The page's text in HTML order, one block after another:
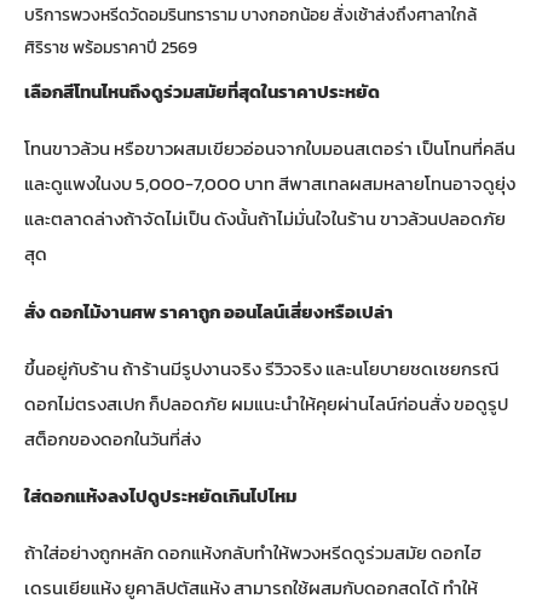
บริการพวงหรีดวัดอมรินทราราม บางกอกน้อย สั่งเช้าส่งถึงศาลาใกล้
ศิริราช พร้อมราคาปี 2569
เลือกสีโทนไหนถึงดูร่วมสมัยที่สุดในราคาประหยัด
โทนขาวล้วน หรือขาวผสมเขียวอ่อนจากใบมอนสเตอร่า เป็นโทนที่คลีน
และดูแพงในงบ 5,000-7,000 บาท สีพาสเทลผสมหลายโทนอาจดูยุ่ง
และตลาดล่างถ้าจัดไม่เป็น ดังนั้นถ้าไม่มั่นใจในร้าน ขาวล้วนปลอดภัย
สุด
สั่ง ดอกไม้งานศพ ราคาถูก ออนไลน์เสี่ยงหรือเปล่า
ขึ้นอยู่กับร้าน ถ้าร้านมีรูปงานจริง รีวิวจริง และนโยบายชดเชยกรณี
ดอกไม่ตรงสเปก ก็ปลอดภัย ผมแนะนำให้คุยผ่านไลน์ก่อนสั่ง ขอดูรูป
สต็อกของดอกในวันที่ส่ง
ใส่ดอกแห้งลงไปดูประหยัดเกินไปไหม
ถ้าใส่อย่างถูกหลัก ดอกแห้งกลับทำให้พวงหรีดดูร่วมสมัย ดอกไฮ
เดรนเยียแห้ง ยูคาลิปตัสแห้ง สามารถใช้ผสมกับดอกสดได้ ทำให้